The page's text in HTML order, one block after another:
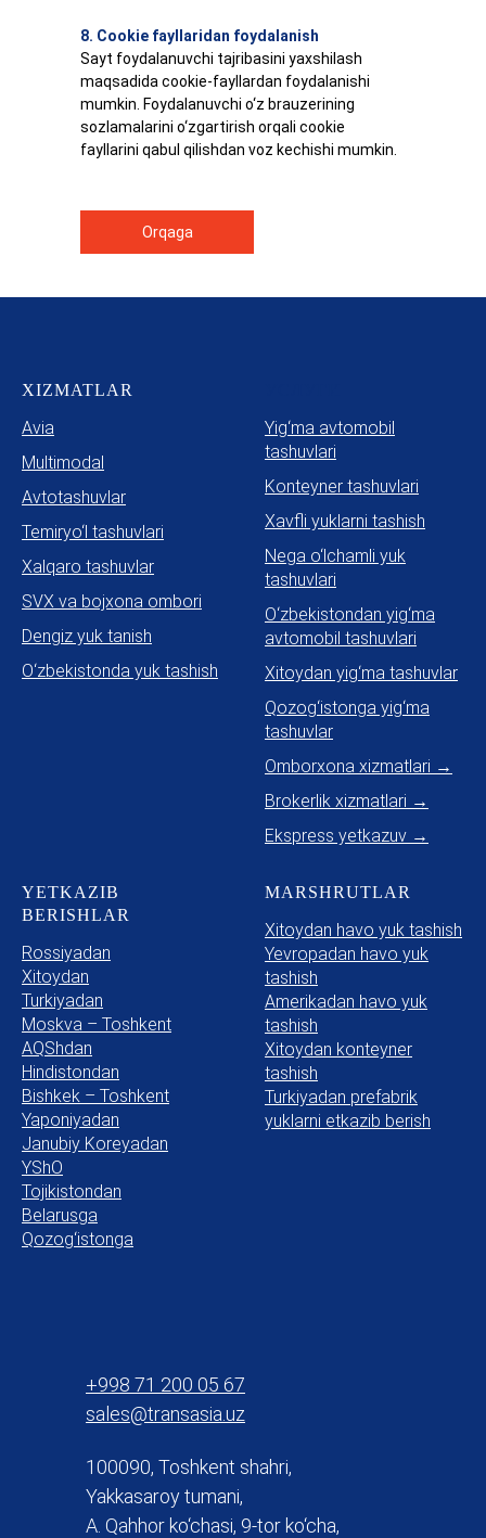
8. Cookie fayllaridan foydalanish
Sayt foydalanuvchi tajribasini yaxshilash
maqsadida cookie-fayllardan foydalanishi
mumkin. Foydalanuvchi o‘z brauzerining
sozlamalarini o‘zgartirish orqali cookie
fayllarini qabul qilishdan voz kechishi mumkin.
Orqaga
XIZMATLAR
Avia
Multimodal
Avtotashuvlar
Temiryo‘l tashuvlari
Xalqaro tashuvlar
SVX va bojxona ombori
Dengiz yuk tanish
O‘zbekistonda yuk tashish
Yig‘ma avtomobil
tashuvlari
Konteyner tashuvlari
Xavfli yuklarni tashish
Nega o‘lchamli yuk
tashuvlari
O‘zbekistondan yig‘ma
avtomobil tashuvlari
Xitoydan yig‘ma tashuvlar
Qozog‘istonga yig‘ma
tashuvlar
Omborxona xizmatlari →
Brokerlik xizmatlari →
Ekspress yetkazuv →
YETKAZIB
BERISHLAR
Rossiyadan
Xitoydan
Turkiyadan
Moskva – Toshkent
AQShdan
Hindistondan
Bishkek – Toshkent
Yaponiyadan
Janubiy Koreyadan
YShO
Tojikistondan
Belarusga
Qozog‘istonga
MARSHRUTLAR
Xitoydan havo yuk tashish
Yevropadan havo yuk
tashish
Amerikadan havo yuk
tashish
Xitoydan konteyner
tashish
Turkiyadan prefabrik
yuklarni etkazib berish
+998 71 200 05 67
sales@transasia.uz
100090, Toshkent shahri,
Yakkasaroy tumani,
A. Qahhor ko‘chasi, 9-tor ko‘cha,